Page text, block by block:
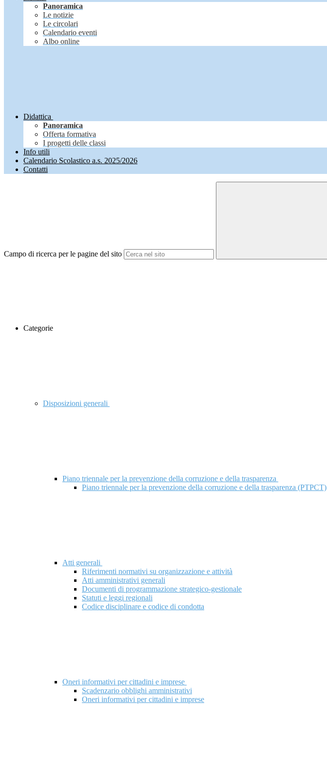
Panoramica
Le notizie
Le circolari
Calendario eventi
Albo online
Didattica
Panoramica
Offerta formativa
I progetti delle classi
Info utili
Calendario Scolastico a.s. 2025/2026
Contatti
Campo di ricerca per le pagine del sito
Categorie
Disposizioni generali
Piano triennale per la prevenzione della corruzione e della trasparenza
Piano triennale per la prevenzione della corruzione e della trasparenza (PTPCT)
Atti generali
Riferimenti normativi su organizzazione e attività
Atti amministrativi generali
Documenti di programmazione strategico-gestionale
Statuti e leggi regionali
Codice disciplinare e codice di condotta
Oneri informativi per cittadini e imprese
Scadenzario obblighi amministrativi
Oneri informativi per cittadini e imprese